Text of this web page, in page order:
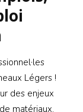
Légers !
des enjeux
matériaux,